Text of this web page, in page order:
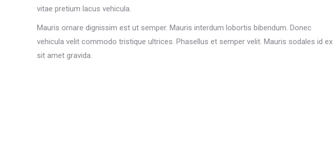
vitae pretium lacus vehicula.
Mauris ornare dignissim est ut semper. Mauris interdum lobortis bibendum. Donec
vehicula velit commodo tristique ultrices. Phasellus et semper velit. Mauris sodales id ex
sit amet gravida.